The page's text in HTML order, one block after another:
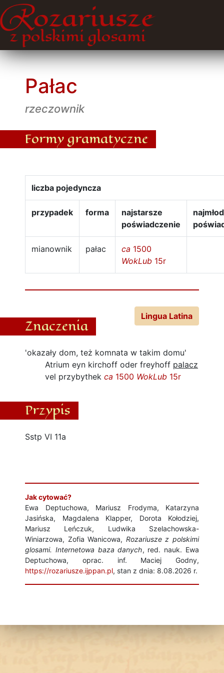
Pałac
rzeczownik
Formy gramatyczne
liczba pojedyncza
przypadek forma
najstarsze
poświadczenie
mianownik pałac ca 1500
WokLub 15r
Znaczenia
Lingua Latina
'okazały dom, też komnata w takim domu'
Atrium eyn kirchoff oder freyhoff palacz
vel przybythek ca 1500 WokLub 15r
Przypis
Sstp VI 11a
Jak cytować?
Ewa Deptuchowa, Mariusz Frodyma, Katarzyna
Jasińska, Magdalena Klapper, Dorota Kołodziej,
Mariusz Leńczuk, Ludwika Szelachowska-
Winiarzowa, Zofia Wanicowa, Rozariusze z polskimi
glosami. Internetowa baza danych, red. nauk. Ewa
Deptuchowa, oprac. inf. Maciej Godny,
https://rozariusze.ijppan.pl, stan z dnia: 8.08.2026 r.